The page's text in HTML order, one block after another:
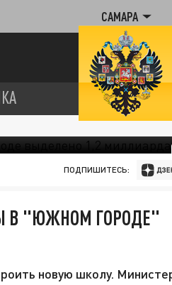
САМАРА
ПОДПИШИТЕСЬ:
В "ЮЖНОМ ГОРОДЕ"
новую школу.